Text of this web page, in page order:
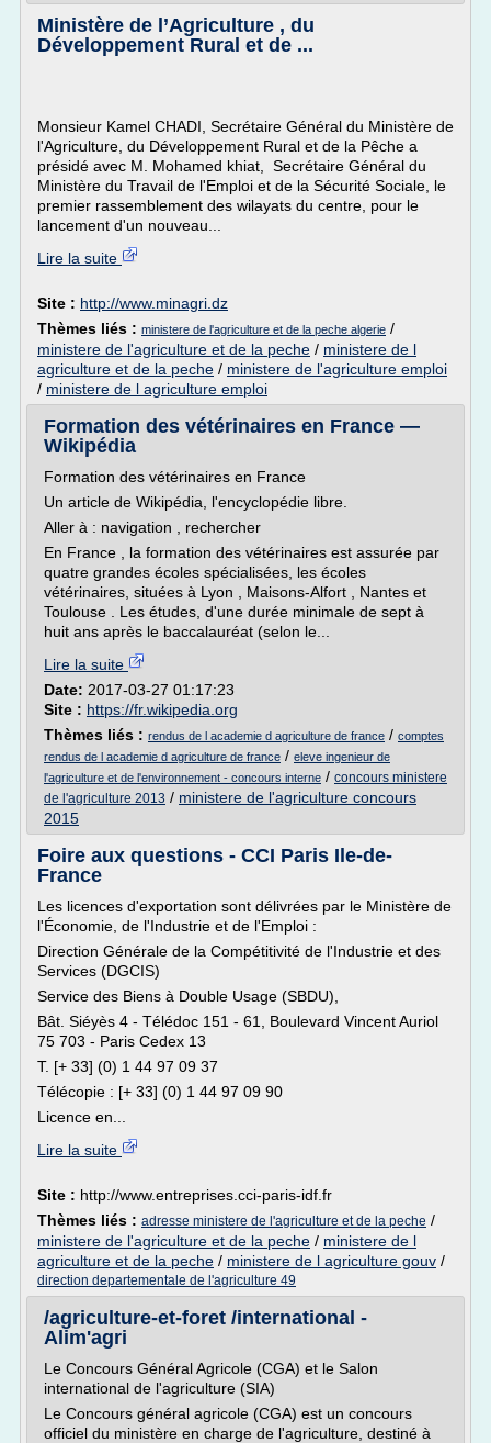
Ministère de l’Agriculture , du
Développement Rural et de ...
Monsieur Kamel CHADI, Secrétaire Général du Ministère de
l'Agriculture, du Développement Rural et de la Pêche a
présidé avec M. Mohamed khiat, Secrétaire Général du
Ministère du Travail de l'Emploi et de la Sécurité Sociale, le
premier rassemblement des wilayats du centre, pour le
lancement d'un nouveau...
Lire la suite
Site : http://www.minagri.dz
Thèmes liés : ministere de l'agriculture et de la peche algerie /
ministere de l'agriculture et de la peche / ministere de l
agriculture et de la peche / ministere de l'agriculture emploi
/ ministere de l agriculture emploi
Formation des vétérinaires en France —
Wikipédia
Formation des vétérinaires en France
Un article de Wikipédia, l'encyclopédie libre.
Aller à : navigation , rechercher
En France , la formation des vétérinaires est assurée par
quatre grandes écoles spécialisées, les écoles
vétérinaires, situées à Lyon , Maisons-Alfort , Nantes et
Toulouse . Les études, d'une durée minimale de sept à
huit ans après le baccalauréat (selon le...
Lire la suite
Date: 2017-03-27 01:17:23
Site : https://fr.wikipedia.org
Thèmes liés : rendus de l academie d agriculture de france / comptes
rendus de l academie d agriculture de france / eleve ingenieur de
l'agriculture et de l'environnement - concours interne / concours ministere
de l'agriculture 2013 / ministere de l'agriculture concours
2015
Foire aux questions - CCI Paris Ile-de-
France
Les licences d'exportation sont délivrées par le Ministère de
l'Économie, de l'Industrie et de l'Emploi :
Direction Générale de la Compétitivité de l'Industrie et des
Services (DGCIS)
Service des Biens à Double Usage (SBDU),
Bât. Siéyès 4 - Télédoc 151 - 61, Boulevard Vincent Auriol
75 703 - Paris Cedex 13
T. [+ 33] (0) 1 44 97 09 37
Télécopie : [+ 33] (0) 1 44 97 09 90
Licence en...
Lire la suite
Site : http://www.entreprises.cci-paris-idf.fr
Thèmes liés : adresse ministere de l'agriculture et de la peche /
ministere de l'agriculture et de la peche / ministere de l
agriculture et de la peche / ministere de l agriculture gouv /
direction departementale de l'agriculture 49
/agriculture-et-foret /international -
Alim'agri
Le Concours Général Agricole (CGA) et le Salon
international de l'agriculture (SIA)
Le Concours général agricole (CGA) est un concours
officiel du ministère en charge de l'agriculture, destiné à